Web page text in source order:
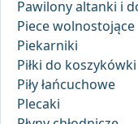
Pawilony altanki i
Piece wolnostojące
Piekarniki
Piłki do koszykówki
Piły łańcuchowe
Plecaki